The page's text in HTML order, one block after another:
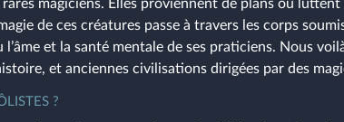
magiciens. Elles proviennent de plans où
de ces créatures passe à travers les corps
et la santé mentale de ses praticiens. Nous
et anciennes civilisations dirigées par des
?